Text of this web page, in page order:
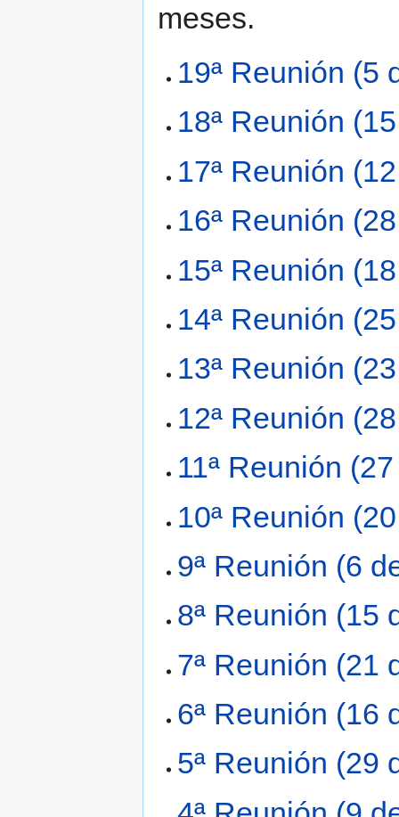
meses.
19ª Reunión (5
18ª Reunión
17ª Reunión
16ª Reunión
15ª Reunión
14ª Reunión
13ª Reunión
12ª Reunión
11ª Reunión
10ª Reunión
9ª Reunión (6
8ª Reunión (15
7ª Reunión (21
6ª Reunión (16
5ª Reunión (29